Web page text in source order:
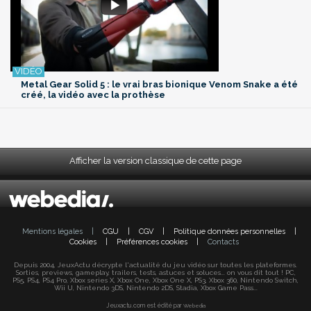
Metal Gear Solid 5 : le vrai bras bionique Venom Snake a été
créé, la vidéo avec la prothèse
Afficher la version classique de cette page
Mentions légales CGU CGV Politique données personnelles
Cookies
Préférences cookies Contacts
Depuis 2004, JeuxActu décrypte l'actualité du jeu vidéo sur toutes les plateformes.
Sorties, previews, gameplay, trailers, tests, astuces et soluces... on vous dit tout ! PC,
PS5, PS4, PS4 Pro, Xbox series X, Xbox One, Xbox One X, PS3, Xbox 360, Nintendo Switch,
Wii U, Nintendo 3DS, Nintendo 2DS, Stadia, Xbox Game Pass...
Jeuxactu.com est édité par Webedia